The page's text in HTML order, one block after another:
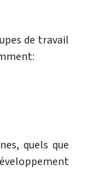
de travail
quels que